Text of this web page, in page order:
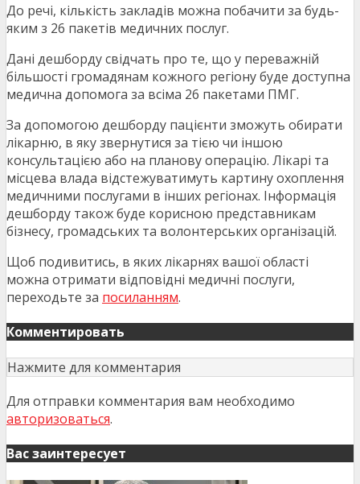
До речі, кількість закладів можна побачити за будь-
яким з 26 пакетів медичних послуг.
Дані дешборду свідчать про те, що у переважній
більшості громадянам кожного регіону буде доступна
медична допомога за всіма 26 пакетами ПМГ.
За допомогою дешборду пацієнти зможуть обирати
лікарню, в яку звернутися за тією чи іншою
консультацією або на планову операцію. Лікарі та
місцева влада відстежуватимуть картину охоплення
медичними послугами в інших регіонах. Інформація
дешборду також буде корисною представникам
бізнесу, громадських та волонтерських організацій.
Щоб подивитись, в яких лікарнях вашої області
можна отримати відповідні медичні послуги,
переходьте за посиланням.
Комментировать
Нажмите для комментария
Для отправки комментария вам необходимо
авторизоваться.
Вас заинтересует